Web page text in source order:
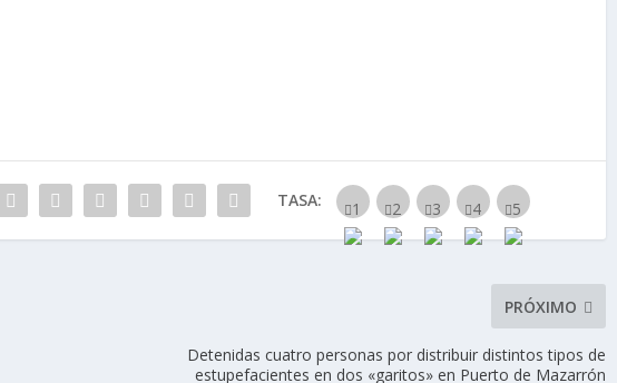
TASA:
PRÓXIMO
Detenidas cuatro personas por distribuir distintos tipos de
estupefacientes en dos «garitos» en Puerto de Mazarrón